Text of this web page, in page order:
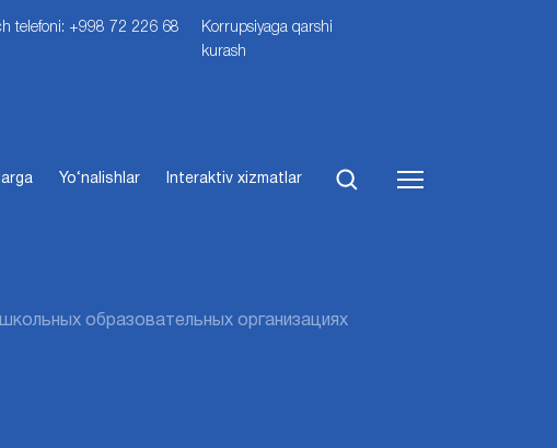
telefoni: +998 72 226 68
Korrupsiyaga qarshi
kurash
Yo‘nalishlar Interaktiv xizmatlar
образовательных организациях